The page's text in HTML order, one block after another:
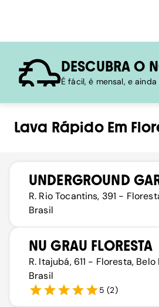
DESCUBRA O
É fácil, é mensal, e
Lava RápidoEm
UNDERGROUND
R. Rio Tocantins, 391 -
Brasil
NU GRAU FLORESTA
R. Itajubá, 611 - Floresta,
Brasil
5 (2)